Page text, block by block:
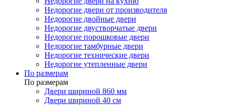
Недорогие двери от производителя
Недорогие двойные двери
Недорогие двустворчатые двери
Недорогие порошковые двери
Недорогие тамбурные двери
Недорогие технические двери
Недорогие утепленные двери
По размерам
По размерам
Двери шириной 860 мм
Двери шириной 40 см